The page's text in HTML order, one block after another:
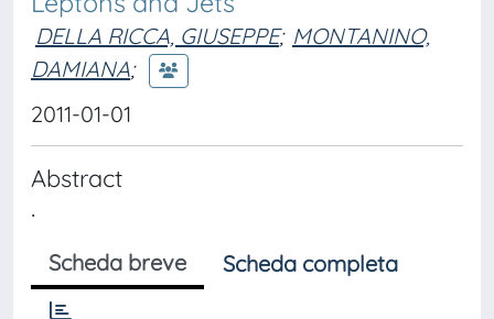
DELLA RICCA, GIUSEPPE; MONTANINO,
DAMIANA;
2011-01-01
Abstract
.
Scheda breve Scheda completa